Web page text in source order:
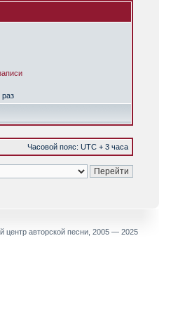
Часовой пояс: UTC + 3 часа
центр авторской песни, 2005 — 2025